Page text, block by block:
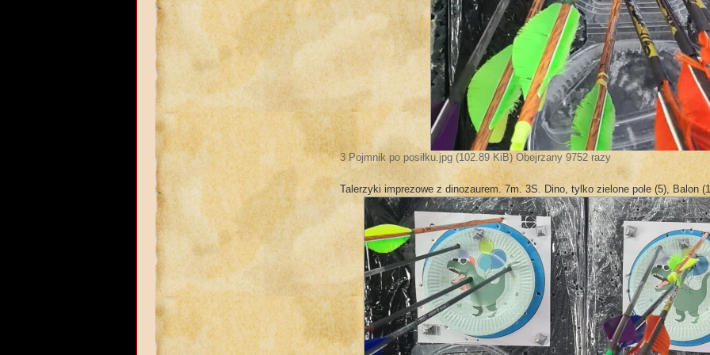
3 Pojmnik po posiłku.jpg (102.89 KiB) Obejrzany 9752 razy
Talerzyki imprezowe z dinozaurem. 7m. 3S. Dino, tylko zielone pole (5), Balon